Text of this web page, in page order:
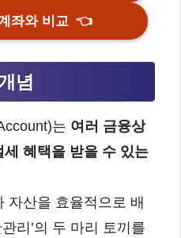
좌와 비교👈
념
는 여러 금융상
혜택을 받을 수 있는
자산을 효율적으로 배
리’의 두 마리 토끼를